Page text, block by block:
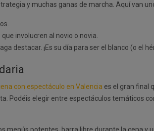
y muchas ganas de marcha. Aquí van
involucren al novio o novia.
destacar. ¡Es su día para ser el blanco (o el
con espectáculo en Valencia es el gran final
Podéis elegir entre espectáculos temáticos